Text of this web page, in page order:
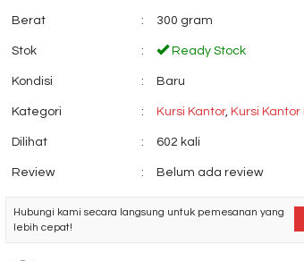
Berat : 300 gram
Stok : Ready Stock
Kondisi : Baru
Kategori : Kursi Kantor, Kursi
Dilihat : 602 kali
Review : Belum ada review
Hubungi kami secara langsung untuk pemesanan yang
lebih cepat!
Kursi Kantor Indachi
*Harga Hubungi CS